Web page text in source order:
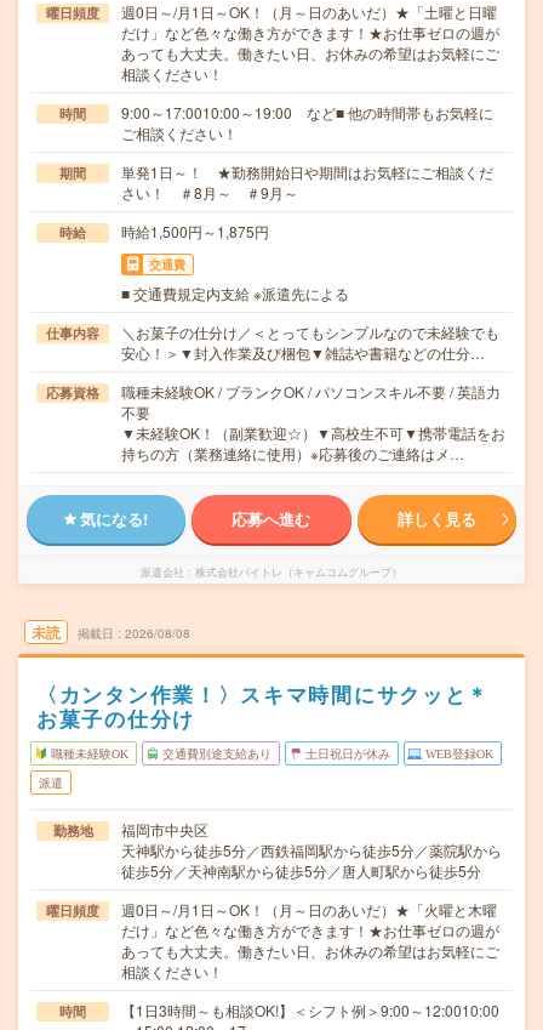
曜日頻度
週0日～/月1日～OK！（月～日のあいだ）★「土曜と日曜
だけ」など色々な働き方ができます！★お仕事ゼロの週が
あっても大丈夫。働きたい日、お休みの希望はお気軽にご
相談ください！
時間
9:00～17:0010:00～19:00 など■ 他の時間帯もお気軽に
ご相談ください！
期間
単発1日～！ ★勤務開始日や期間はお気軽にご相談くだ
さい！ ＃8月～ ＃9月～
時給 時給1,500円～1,875円
交通費
■ 交通費規定内支給 ※派遣先による
仕事内容
＼お菓子の仕分け／＜とってもシンプルなので未経験でも
安心！＞▼封入作業及び梱包▼雑誌や書籍などの仕分…
応募資格
職種未経験OK / ブランクOK / パソコンスキル不要 / 英語力
不要
▼未経験OK！（副業歓迎☆）▼高校生不可▼携帯電話をお
持ちの方（業務連絡に使用）※応募後のご連絡はメ…
気になる! 応募へ進む 詳しく見る
派遣会社 株式会社バイトレ（キャムコムグループ）
未読 掲載日 2026/08/08
〈カンタン作業！〉スキマ時間にサクッと＊
お菓子の仕分け
職種未経験OK 交通費別途支給あり 土日祝日が休み WEB登録OK
派遣
勤務地
福岡市中央区
天神駅から徒歩5分／西鉄福岡駅から徒歩5分／薬院駅から
徒歩5分／天神南駅から徒歩5分／唐人町駅から徒歩5分
曜日頻度
週0日～/月1日～OK！（月～日のあいだ）★「火曜と木曜
だけ」など色々な働き方ができます！★お仕事ゼロの週が
あっても大丈夫。働きたい日、お休みの希望はお気軽にご
相談ください！
時間
【1日3時間～も相談OK!】＜シフト例＞9:00～12:0010:00